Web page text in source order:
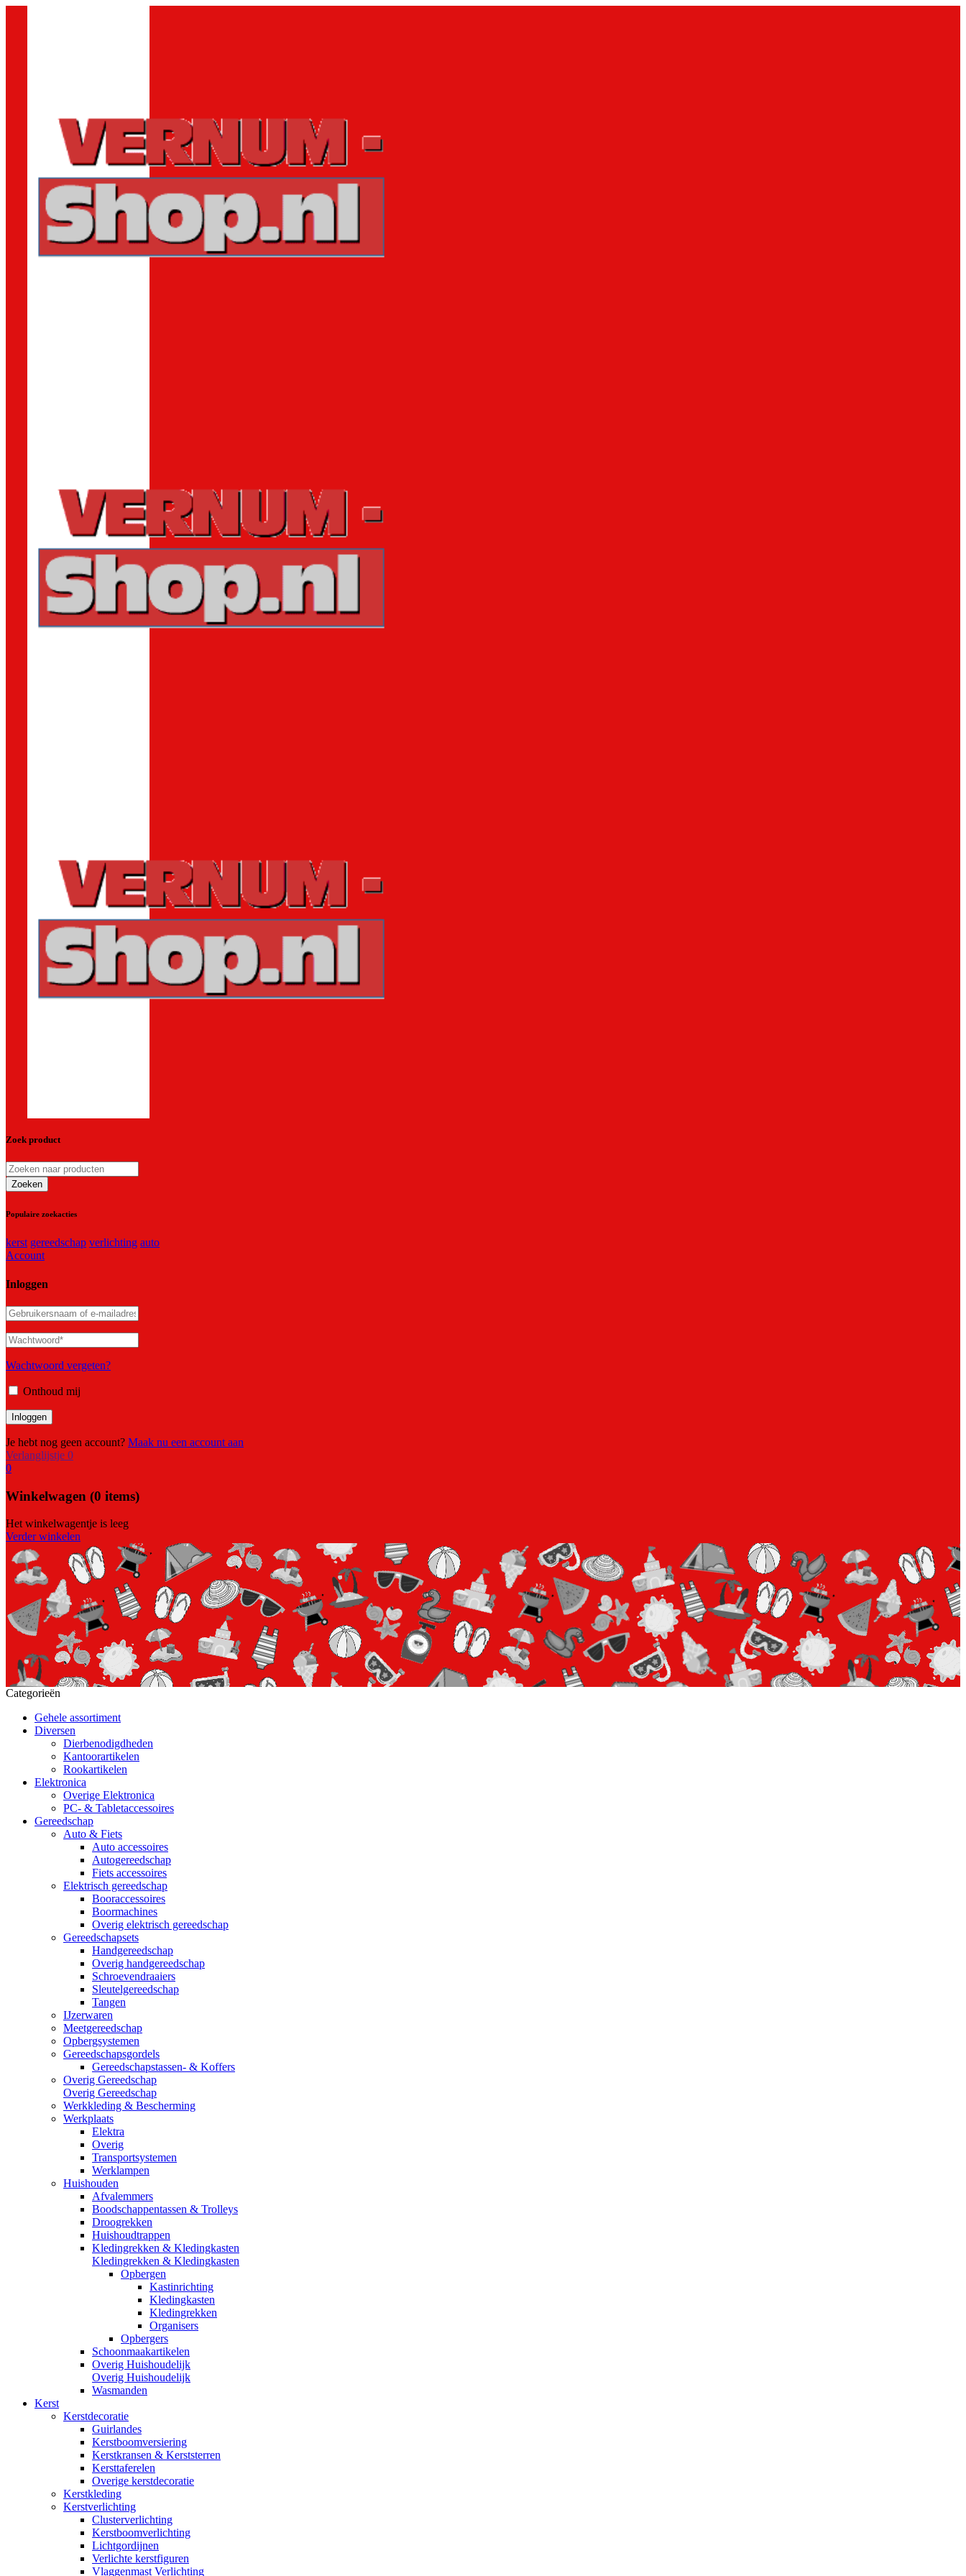
Zoek product
Populaire zoekacties
kerst gereedschap verlichting auto
Account
Inloggen
Wachtwoord vergeten?
Onthoud mij
Je hebt nog geen account? Maak nu een account aan
Verlanglijstje 0
0
Winkelwagen (0 items)
Het winkelwagentje is leeg
Verder winkelen
Categorieën
Gehele assortiment
Diversen
Dierbenodigdheden
Kantoorartikelen
Rookartikelen
Elektronica
Overige Elektronica
PC- & Tabletaccessoires
Gereedschap
Auto & Fiets
Auto accessoires
Autogereedschap
Fiets accessoires
Elektrisch gereedschap
Booraccessoires
Boormachines
Overig elektrisch gereedschap
Gereedschapsets
Handgereedschap
Overig handgereedschap
Schroevendraaiers
Sleutelgereedschap
Tangen
IJzerwaren
Meetgereedschap
Opbergsystemen
Gereedschapsgordels
Gereedschapstassen- & Koffers
Overig Gereedschap
Overig Gereedschap
Werkkleding & Bescherming
Werkplaats
Elektra
Overig
Transportsystemen
Werklampen
Huishouden
Afvalemmers
Boodschappentassen & Trolleys
Droogrekken
Huishoudtrappen
Kledingrekken & Kledingkasten
Kledingrekken & Kledingkasten
Opbergen
Kastinrichting
Kledingkasten
Kledingrekken
Organisers
Opbergers
Schoonmaakartikelen
Overig Huishoudelijk
Overig Huishoudelijk
Wasmanden
Kerst
Kerstdecoratie
Guirlandes
Kerstboomversiering
Kerstkransen & Kerststerren
Kersttaferelen
Overige kerstdecoratie
Kerstkleding
Kerstverlichting
Clusterverlichting
Kerstboomverlichting
Lichtgordijnen
Verlichte kerstfiguren
Vlaggenmast Verlichting